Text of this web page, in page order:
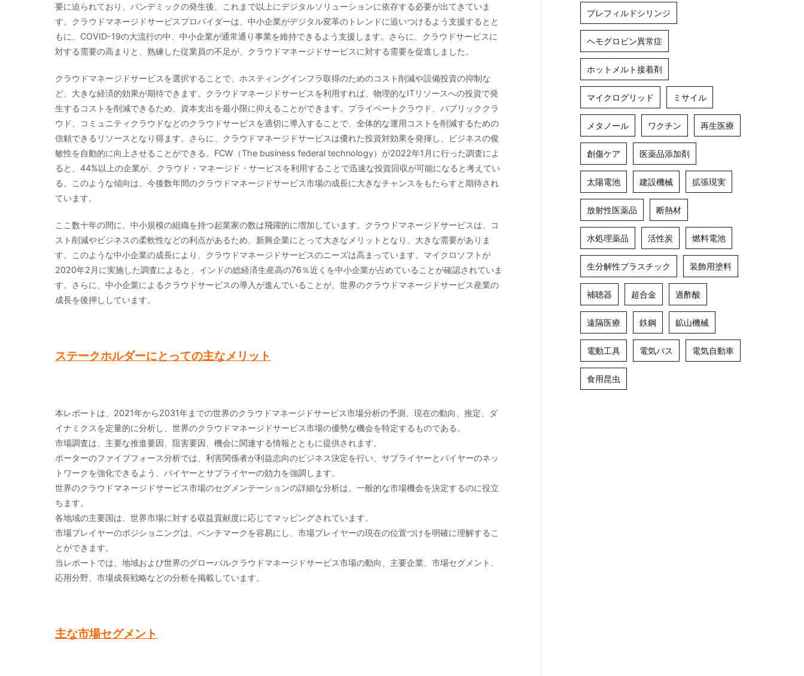
要に迫られており、パンデミックの発生後、これまで以上にデジタルソリューションに依存する必要が出てきていま
す。クラウドマネージドサービスプロバイダーは、中小企業がデジタル変革のトレンドに追いつけるよう支援するとと
もに、COVID-19の大流行の中、中小企業が通常通り事業を維持できるよう支援します。さらに、クラウドサービスに
対する需要の高まりと、熟練した従業員の不足が、クラウドマネージドサービスに対する需要を促進しました。
クラウドマネージドサービスを選択することで、ホスティングインフラ取得のためのコスト削減や設備投資の抑制な
ど、大きな経済的効果が期待できます。クラウドマネージドサービスを利用すれば、物理的なITリソースへの投資で発
生するコストを削減できるため、資本支出を最小限に抑えることができます。プライベートクラウド、パブリッククラ
ウド、コミュニティクラウドなどのクラウドサービスを適切に導入することで、全体的な運用コストを削減するための
信頼できるリソースとなり得ます。さらに、クラウドマネージドサービスは優れた投資対効果を発揮し、ビジネスの俊
敏性を自動的に向上させることができる。FCW（The business federal technology）が2022年1月に行った調査によ
ると、44%以上の企業が、クラウド・マネージド・サービスを利用することで迅速な投資回収が可能になると考えてい
る。このような傾向は、今後数年間のクラウドマネージドサービス市場の成長に大きなチャンスをもたらすと期待され
ています。
ここ数十年の間に、中小規模の組織を持つ起業家の数は飛躍的に増加しています。クラウドマネージドサービスは、コ
スト削減やビジネスの柔軟性などの利点があるため、新興企業にとって大きなメリットとなり、大きな需要がありま
す。このような中小企業の成長により、クラウドマネージドサービスのニーズは高まっています。マイクロソフトが
2020年2月に実施した調査によると、インドの総経済生産高の76％近くを中小企業が占めていることが確認されていま
す。さらに、中小企業によるクラウドサービスの導入が進んでいることが、世界のクラウドマネージドサービス産業の
成長を後押ししています。
ステークホルダーにとっての主なメリット
本レポートは、2021年から2031年までの世界のクラウドマネージドサービス市場分析の予測、現在の動向、推定、ダ
イナミクスを定量的に分析し、世界のクラウドマネージドサービス市場の優勢な機会を特定するものである。
市場調査は、主要な推進要因、阻害要因、機会に関連する情報とともに提供されます。
ポーターのファイブフォース分析では、利害関係者が利益志向のビジネス決定を行い、サプライヤーとバイヤーのネッ
トワークを強化できるよう、バイヤーとサプライヤーの効力を強調します。
世界のクラウドマネージドサービス市場のセグメンテーションの詳細な分析は、一般的な市場機会を決定するのに役立
ちます。
各地域の主要国は、世界市場に対する収益貢献度に応じてマッピングされています。
市場プレイヤーのポジショニングは、ベンチマークを容易にし、市場プレイヤーの現在の位置づけを明確に理解するこ
とができます。
当レポートでは、地域および世界のグローバルクラウドマネージドサービス市場の動向、主要企業、市場セグメント、
応用分野、市場成長戦略などの分析を掲載しています。
主な市場セグメント
プレフィルドシリンジ
ヘモグロビン異常症
ホットメルト接着剤
マイクログリッド ミサイル
メタノール ワクチン 再生医療
創傷ケア 医薬品添加剤
太陽電池 建設機械 拡張現実
放射性医薬品 断熱材
水処理薬品 活性炭 燃料電池
生分解性プラスチック 装飾用塗料
補聴器 超合金 過酢酸
遠隔医療 鉄鋼 鉱山機械
電動工具 電気バス 電気自動車
食用昆虫